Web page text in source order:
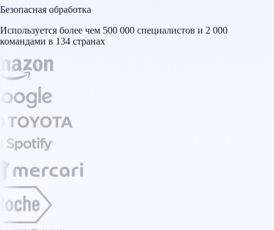
Безопасная обработка
Используется более чем 500 000 специалистов и 2 000
командами в 134 странах